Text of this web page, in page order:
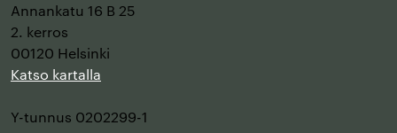
Annankatu 16 B 25
2. kerros
00120 Helsinki
Katso kartalla
Y-tunnus 0202299-1